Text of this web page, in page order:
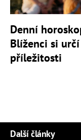
Denní
Blíženci si
příležitosti
Další články